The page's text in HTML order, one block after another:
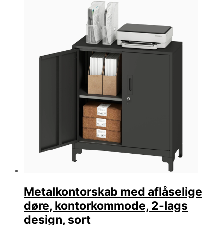
Metalkontorskab med aflåselige
døre, kontorkommode, 2-lags
design, sort